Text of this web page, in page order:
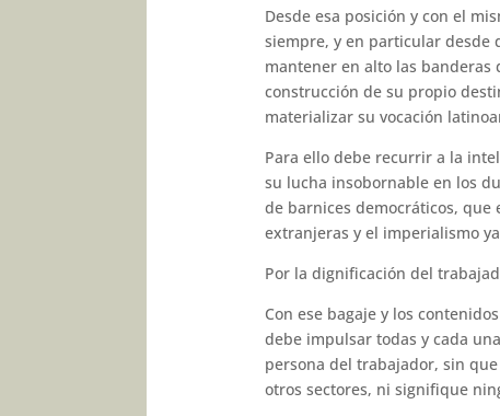
Desde esa posición y con el
siempre, y en particular desde
mantener en alto las
construcción de su propio
materializar su vocación
Para ello debe recurrir a la
su lucha insobornable en los
de barnices democráticos, que
extranjeras y el imperialismo
Por la dignificación del
Con ese bagaje y los
debe impulsar todas y cada
persona del trabajador, sin
otros sectores, ni signifique